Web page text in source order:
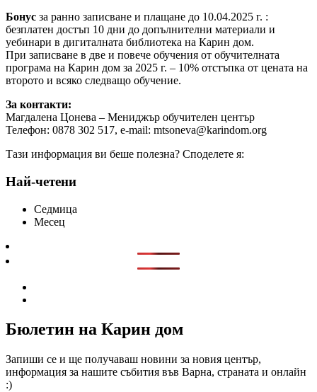
Бонус за ранно записване и плащане до 10.04.2025 г. :
безплатен достъп 10 дни до допълнителни материали и
уебинари в дигиталната библиотека на Карин дом.
При записване в две и повече обучения от обучителната
програма на Карин дом за 2025 г. – 10% отстъпка от цената на
второто и всяко следващо обучение.
За контакти:
Магдалена Цонева – Мениджър обучителен център
Телефон: 0878 302 517, е-mail: mtsoneva@karindom.org
Тази информация ви беше полезна? Споделете я:
Най-четени
Седмица
Месец
Бюлетин на Карин дом
Запиши се и ще получаваш новини за новия център,
информация за нашите събития във Варна, страната и онлайн
:)